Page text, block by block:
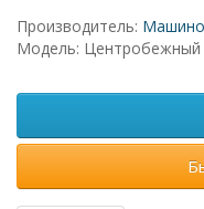
Производитель:
Модель: Центробежный